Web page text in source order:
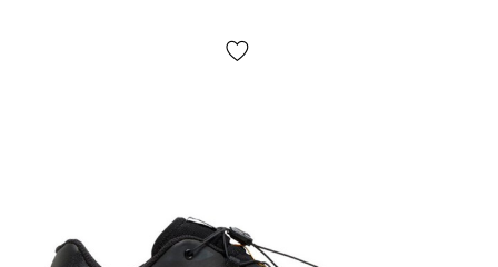
почты. Стоимость доставки товара и комиссия за
*В зависимости от настроек и качества работы Вашего